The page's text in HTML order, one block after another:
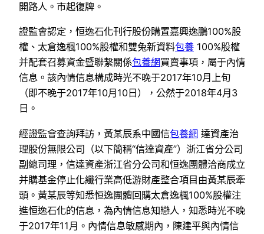
開路人。市起復牌。
證監會認定，恒逸石化刊行股份購置嘉興逸鵬100%股
權、太倉逸楓100%股權和雙兔新資料包養 100%股權
并配套召募資金暨聯繫關係包養網買賣事項，屬于內情
信息。該內情信息構成時光不晚于2017年10月上旬
（即不晚于2017年10月10日），公然于2018年4月3
日。
經證監會查詢拜訪，黃某辰系中國信包養網 達資產治
理股份無限公司（以下簡稱“信達資產”）浙江省分公司
副總司理，信達資產浙江省分公司和恒逸團體洽商成立
并購基金停止化纖行業高低游財產整合項目由黃某辰牽
頭。黃某辰等知悉恒逸團體回購太倉逸楓100%股權注
進恒逸石化的信息，為內情信息知戀人，知悉時光不晚
于2017年11月。內情信息敏感期內，陳建平與內情信